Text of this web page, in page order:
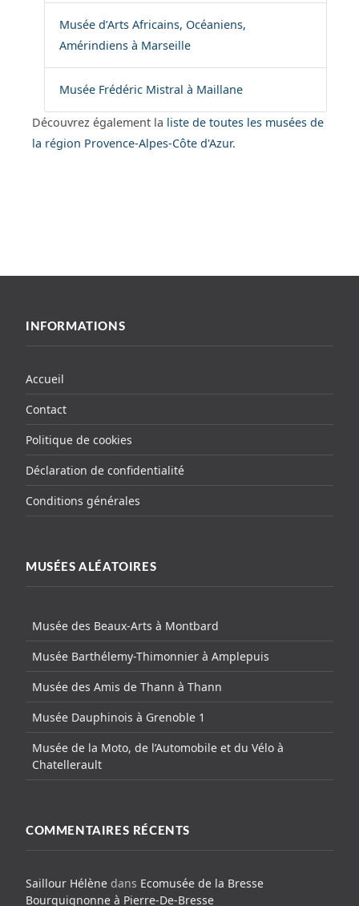
Musée d’Arts Africains, Océaniens,
Amérindiens à Marseille
Musée Frédéric Mistral à Maillane
Découvrez également la liste de toutes les musées de
la région Provence-Alpes-Côte d'Azur.
INFORMATIONS
Accueil
Contact
Politique de cookies
Déclaration de confidentialité
Conditions générales
MUSÉES ALÉATOIRES
Musée des Beaux-Arts à Montbard
Musée Barthélemy-Thimonnier à Amplepuis
Musée des Amis de Thann à Thann
Musée Dauphinois à Grenoble 1
Musée de la Moto, de l’Automobile et du Vélo à
Chatellerault
COMMENTAIRES RÉCENTS
Saillour Hélène dans Ecomusée de la Bresse
Bourguignonne à Pierre-De-Bresse